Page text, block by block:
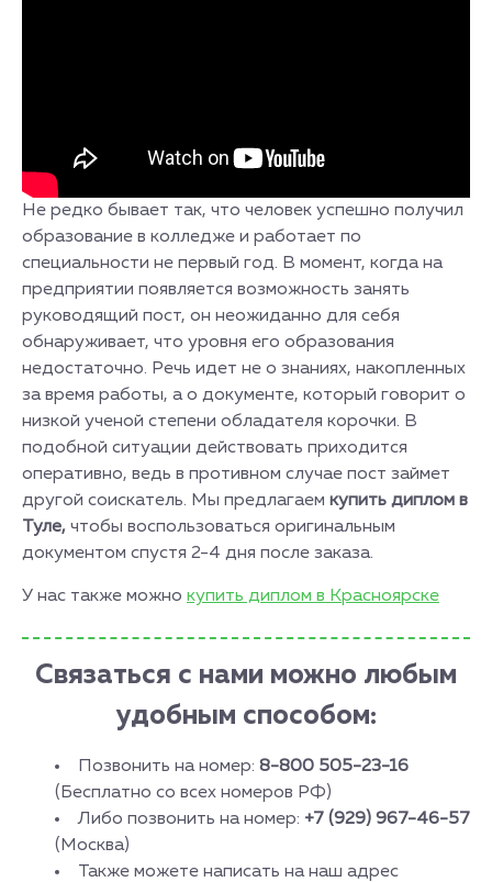
Не редко бывает так, что человек успешно получил
образование в колледже и работает по
специальности не первый год. В момент, когда на
предприятии появляется возможность занять
руководящий пост, он неожиданно для себя
обнаруживает, что уровня его образования
недостаточно. Речь идет не о знаниях, накопленных
за время работы, а о документе, который говорит о
низкой ученой степени обладателя корочки. В
подобной ситуации действовать приходится
оперативно, ведь в противном случае пост займет
другой соискатель. Мы предлагаем купить диплом в
Туле, чтобы воспользоваться оригинальным
документом спустя 2-4 дня после заказа.
У нас также можно купить диплом в Красноярске
Связаться с нами можно любым
удобным способом:
Позвонить на номер: 8-800 505-23-16
(Бесплатно со всех номеров РФ)
Либо позвонить на номер: +7 (929) 967-46-57
(Москва)
Также можете написать на наш адрес